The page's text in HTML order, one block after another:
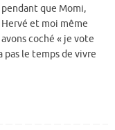
pendant que Momi,
Hervé et moi même
avons coché « je vote
pas le temps de vivre